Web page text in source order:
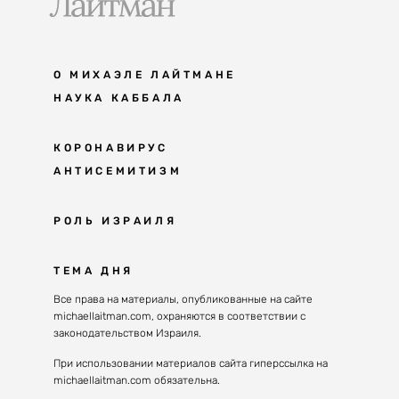
О МИХАЭЛЕ ЛАЙТМАНЕ
НАУКА КАББАЛА
Мудрость каббалы
Каббала сегодня
Великие каббалисты
Духовные состояния
Конгрессы каббалы
Каббалистическая музыка
Духовные состояния
КОРОНАВИРУС
АНТИСЕМИТИЗМ
Антисемитизм в современном мире
Решение
РОЛЬ ИЗРАИЛЯ
Почему евреи
Израиль сегодня
Избраны служить миру
ТЕМА ДНЯ
Все права на материалы, опубликованные на сайте
michaellaitman.com, охраняются в соответствии с
законодательством Израиля.
При использовании материалов сайта гиперссылка на
michaellaitman.com обязательна.